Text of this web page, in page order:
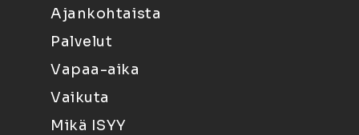
Ajankohtaista
Palvelut
Vapaa-aika
Vaikuta
Mikä ISYY